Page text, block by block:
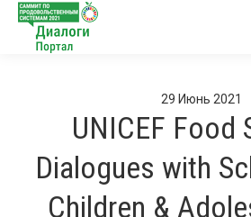
29 Июнь 2021
UNICEF Food
Dialogues with
Children &